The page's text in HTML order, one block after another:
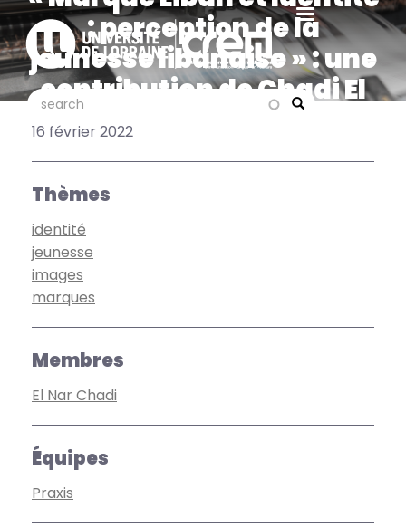
Aller
au
contenu
principal
Search
search search
: perception de la
jeunesse libanaise » : une
contribution de Chadi El
Nar dans «
Communication &
Organisation »
16 février 2022
Thèmes
identité
jeunesse
images
marques
Membres
El Nar Chadi
Équipes
Praxis